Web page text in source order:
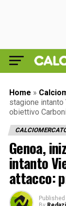
Home »
stagione intanto
obiettivo Carboni
Genoa,
intanto
attacco:
Published